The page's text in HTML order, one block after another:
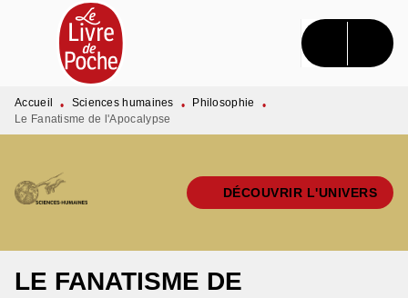
MENU RECHERCHE CONTENU
PIED DE PAGE
Accueil • Sciences humaines • Philosophie
•
Le Fanatisme de l'Apocalypse
DÉCOUVRIR L'UNIVERS
LE FANATISME DE